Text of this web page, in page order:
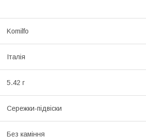
Komilfo
Італія
5.42 г
Сережки-підвіски
Без каміння